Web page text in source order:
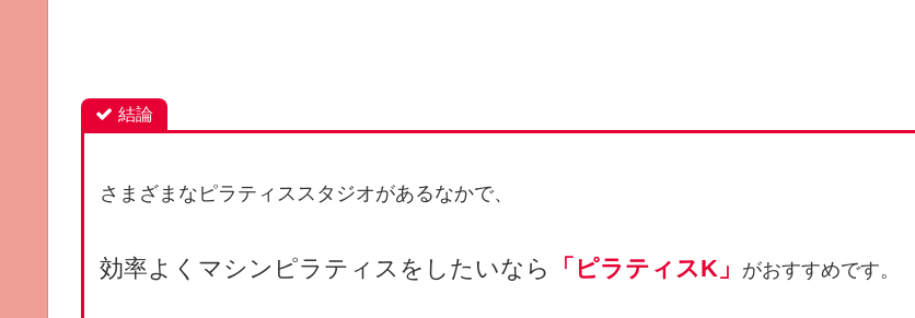
結論
さまざまなピラティススタジオがあるなかで、
効率よくマシンピラティスをしたいなら 「ピラティスK」 がおすすめです。